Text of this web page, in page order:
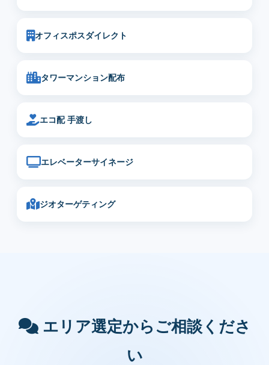
オフィスポスダイレクト
タワーマンション配布
エコ配 手渡し
エレベーターサイネージ
ジオターゲティング
エリア選定からご相談くださ
い